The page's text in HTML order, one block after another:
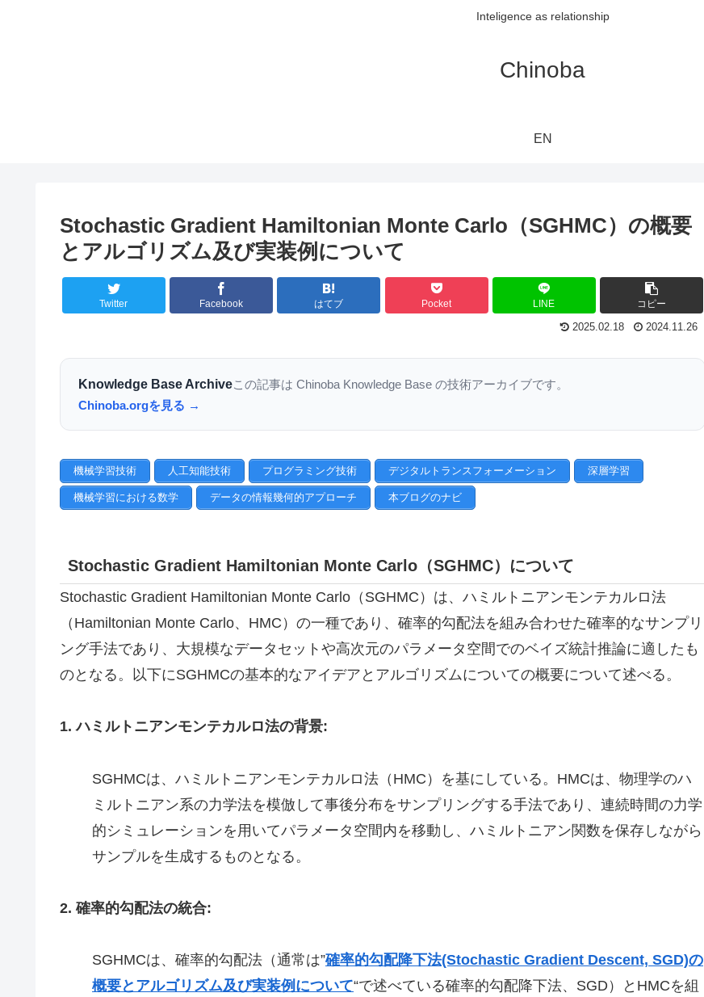
Inteligence as relationship
Chinoba
EN
Stochastic Gradient Hamiltonian Monte Carlo（SGHMC）の概要
とアルゴリズム及び実装例について
Twitter Facebook はてブ Pocket LINE コピー
2025.02.18 2024.11.26
Knowledge Base Archiveこの記事は Chinoba Knowledge Base の技術アーカイブです。
Chinoba.orgを見る →
機械学習技術 人工知能技術 プログラミング技術 デジタルトランスフォーメーション 深層学習
機械学習における数学 データの情報幾何的アプローチ 本ブログのナビ
Stochastic Gradient Hamiltonian Monte Carlo（SGHMC）について
Stochastic Gradient Hamiltonian Monte Carlo（SGHMC）は、ハミルトニアンモンテカルロ法
（Hamiltonian Monte Carlo、HMC）の一種であり、確率的勾配法を組み合わせた確率的なサンプリ
ング手法であり、大規模なデータセットや高次元のパラメータ空間でのベイズ統計推論に適したも
のとなる。以下にSGHMCの基本的なアイデアとアルゴリズムについての概要について述べる。
1. ハミルトニアンモンテカルロ法の背景:
SGHMCは、ハミルトニアンモンテカルロ法（HMC）を基にしている。HMCは、物理学のハ
ミルトニアン系の力学法を模倣して事後分布をサンプリングする手法であり、連続時間の力学
的シミュレーションを用いてパラメータ空間内を移動し、ハミルトニアン関数を保存しながら
サンプルを生成するものとなる。
2. 確率的勾配法の統合:
SGHMCは、確率的勾配法（通常は”確率的勾配降下法(Stochastic Gradient Descent, SGD)の
概要とアルゴリズム及び実装例について“で述べている確率的勾配降下法、SGD）とHMCを組